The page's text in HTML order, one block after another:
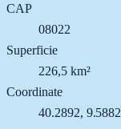
CAP
08022
Superficie
226,5 km²
Coordinate
40.2892, 9.5882